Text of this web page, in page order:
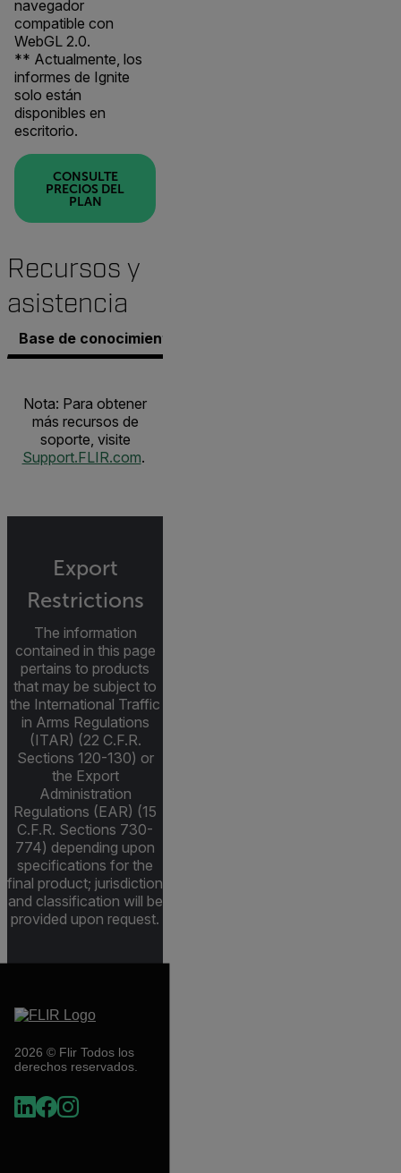
navegador
compatible con
WebGL 2.0.
** Actualmente, los
informes de Ignite
solo están
disponibles en
escritorio.
CONSULTE
PRECIOS DEL
PLAN
Recursos y
asistencia
Base de conocimientos
Nota: Para obtener
más recursos de
soporte, visite
Support.FLIR.com.
Export
Restrictions
The information
contained in this page
pertains to products
that may be subject to
the International Traffic
in Arms Regulations
(ITAR) (22 C.F.R.
Sections 120-130) or
the Export
Administration
Regulations (EAR) (15
C.F.R. Sections 730-
774) depending upon
specifications for the
final product; jurisdiction
and classification will be
provided upon request.
2026 © Flir Todos los
derechos reservados.